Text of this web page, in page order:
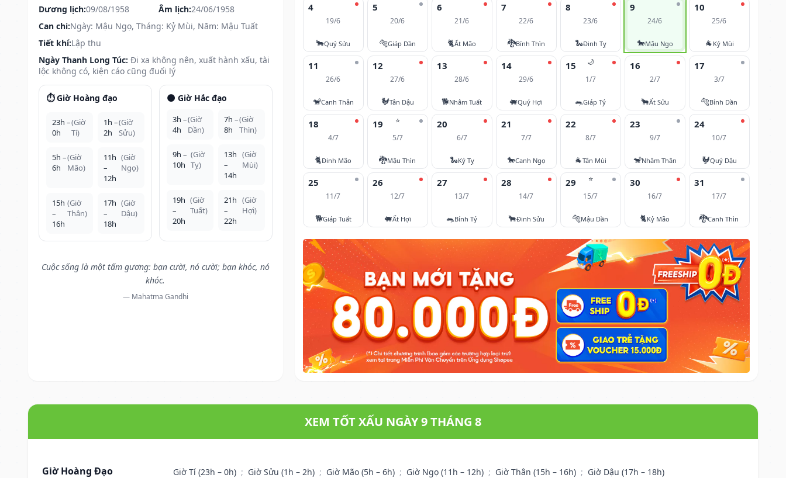
Dương lịch:09/08/1958 Âm lịch:24/06/1958
Can chi:Ngày: Mậu Ngọ, Tháng: Kỷ Mùi, Năm: Mậu Tuất
Tiết khí:Lập thu
Ngày Thanh Long Túc: Đi xa không nên, xuất hành xấu, tài
lộc không có, kiện cáo cũng đuối lý
⏱️ Giờ Hoàng đạo
23h –
0h
(Giờ
Tí)
1h –
2h
(Giờ
Sửu)
5h –
6h
(Giờ
Mão)
11h
–
12h
(Giờ
Ngọ)
15h
–
16h
(Giờ
Thân)
17h
–
18h
(Giờ
Dậu)
🌑 Giờ Hắc đạo
3h –
4h
(Giờ
Dần)
7h –
8h
(Giờ
Thìn)
9h –
10h
(Giờ
Tỵ)
13h
–
14h
(Giờ
Mùi)
19h
–
20h
(Giờ
Tuất)
21h
–
22h
(Giờ
Hợi)
Cuộc sống là một tấm gương: bạn cười, nó cười; bạn khóc, nó
khóc.
— Mahatma Gandhi
4
19/6
🐂Quý Sửu
5
20/6
🐅Giáp Dần
6
21/6
🐈Ất Mão
7
22/6
🐉Bính Thìn
8
23/6
🐍Đinh Tỵ
9
24/6
🐎Mậu Ngọ
10
25/6
🐐 Kỷ Mùi
11
26/6
🐒Canh Thân
12
27/6
🐓Tân Dậu
13
28/6
🐕Nhâm Tuất
14
29/6
🐖Quý Hợi
🌙
15
1/7
🐀Giáp Tý
16
2/7
🐂Ất Sửu
17
3/7
🐅Bính Dần
18
4/7
🐈Đinh Mão
⭐
19
5/7
🐉Mậu Thìn
20
6/7
🐍Kỷ Tỵ
21
7/7
🐎Canh Ngọ
22
8/7
🐐Tân Mùi
23
9/7
🐒Nhâm Thân
24
10/7
🐓Quý Dậu
25
11/7
🐕Giáp Tuất
26
12/7
🐖Ất Hợi
27
13/7
🐀Bính Tý
28
14/7
🐂Đinh Sửu
⭐
29
15/7
🐅Mậu Dần
30
16/7
🐈Kỷ Mão
31
17/7
🐉Canh Thìn
XEM TỐT XẤU NGÀY 9 THÁNG 8
Giờ Hoàng Đạo Giờ Tí (23h – 0h) ; Giờ Sửu (1h – 2h) ; Giờ Mão (5h – 6h) ; Giờ Ngọ (11h – 12h) ; Giờ Thân (15h – 16h) ; Giờ Dậu (17h – 18h)